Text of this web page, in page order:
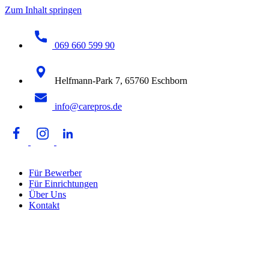
Zum Inhalt springen
069 660 599 90
Helfmann-Park 7, 65760 Eschborn
info@carepros.de
Für Bewerber
Für Einrichtungen
Über Uns
Kontakt